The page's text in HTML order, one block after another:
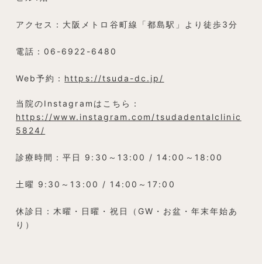
アクセス：大阪メトロ谷町線「都島駅」より徒歩3分
電話：06-6922-6480
Web予約： https://tsuda-dc.jp/
当院のInstagramはこちら：
https://www.instagram.com/tsudadentalclinic
5824/
診療時間：平日 9:30～13:00 / 14:00～18:00
土曜 9:30～13:00 / 14:00～17:00
休診日：木曜・日曜・祝日（GW・お盆・年末年始あ
り）